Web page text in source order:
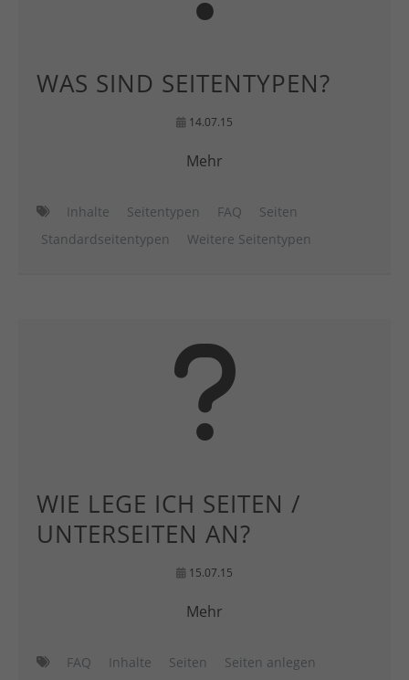
WAS SIND SEITENTYPEN?
14.07.15
Mehr
Inhalte Seitentypen FAQ
Seiten
Standardseitentypen
Weitere Seitentypen
WIE LEGE ICH SEITEN /
UNTERSEITEN AN?
15.07.15
Mehr
FAQ Inhalte Seiten
Seiten anlegen